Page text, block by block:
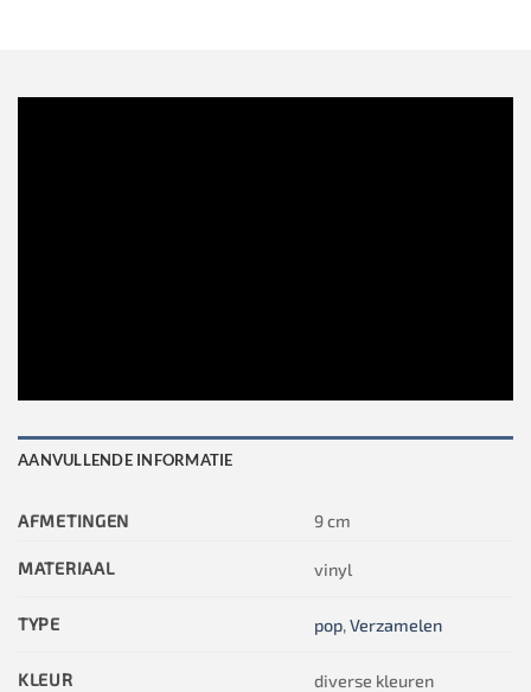
AANVULLENDE INFORMATIE
AFMETINGEN 9 cm
MATERIAAL vinyl
TYPE pop,Verzamelen
KLEUR diverse kleuren